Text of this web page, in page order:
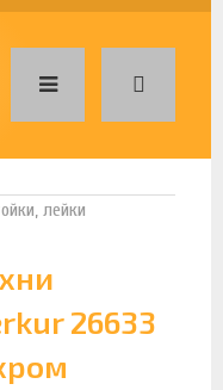
лейки
26633